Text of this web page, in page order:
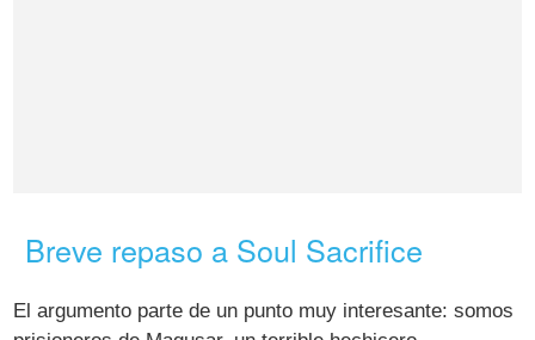
Breve repaso a Soul Sacrifice
El argumento parte de un punto muy interesante: somos